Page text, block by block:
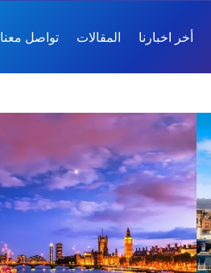
أخر اخبارنا المقالات تواصل معنا